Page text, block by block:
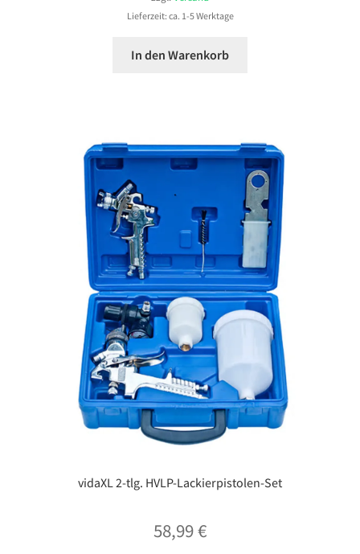
Lieferzeit: ca. 1-5 Werktage
In den Warenkorb
vidaXL 2-tlg. HVLP-Lackierpistolen-Set
58,99€